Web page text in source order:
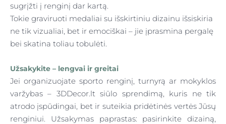
sugrįžti į renginį dar kartą.
Tokie graviruoti medaliai su išskirtiniu dizainu išsiskiria
ne tik vizualiai, bet ir emociškai – jie įprasmina pergalę
bei skatina toliau tobulėti.
Užsakykite – lengvai ir greitai
Jei organizuojate sporto renginį, turnyrą ar mokyklos
varžybas – 3DDecor.ltsiūlo sprendimą, kuris ne tik
atrodo įspūdingai, bet ir suteikia pridėtinės vertės Jūsų
renginiui. Užsakymas paprastas: pasirinkite dizainą,